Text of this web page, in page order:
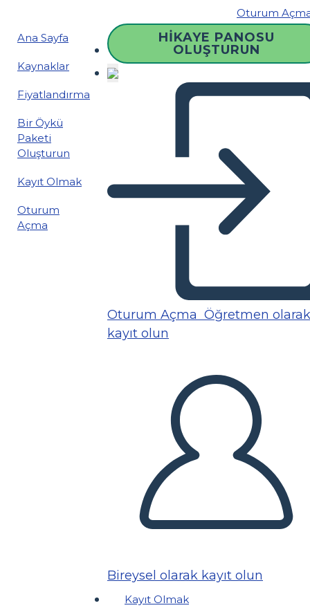
Oturum
Ana Sayfa
Kaynaklar
Fiyatlandırma
Bir Öykü
Paketi
Oluşturun
Kayıt Olmak
Oturum
Açma
HIKAYE PANOSU
OLUŞTURUN
Oturum Açma Öğretmen olarak
kayıt olun
Bireysel olarak kayıt olun
Kayıt Olmak